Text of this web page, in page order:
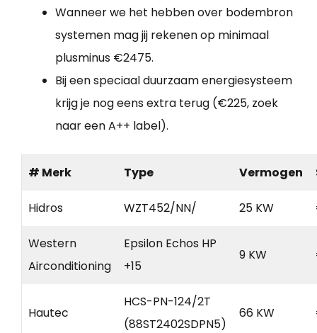
Wanneer we het hebben over bodembron
systemen mag jij rekenen op minimaal
plusminus €2475.
Bij een speciaal duurzaam energiesysteem
krijg je nog eens extra terug (€225, zoek
naar een A++ label).
# Merk Type Vermogen
Hidros WZT452/NN/ 25 KW
Western
Airconditioning
Epsilon Echos HP
+15
9 KW
Hautec
HCS-PN-124/2T
(88ST2402SDPN5)
66 KW